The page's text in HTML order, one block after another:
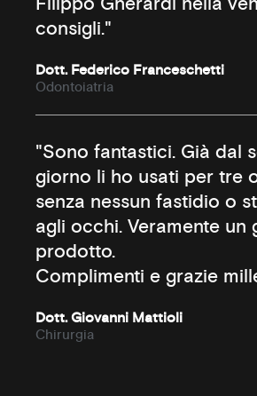
consigli."
Dott. Federico Franceschetti
Odontoiatria
"Sono fantastici. Già dal
giorno li ho usati per tre
senza nessun fastidio o
agli occhi. Veramente un
prodotto.
Complimenti e grazie
Dott. Giovanni Mattioli
Chirurgia